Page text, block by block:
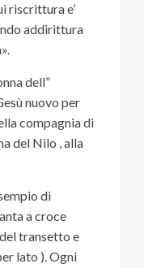
riscrittura e’
addirittura
dell”
nuovo per
compagnia di
del Nilo , alla
di
a croce
transetto e
lato ). Ogni